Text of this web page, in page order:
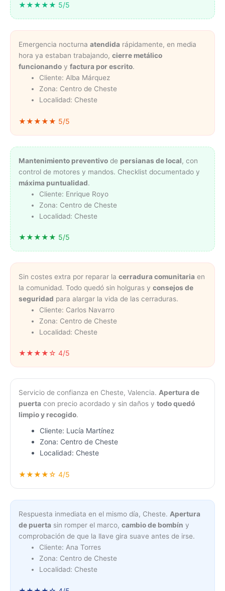
★★★★★ 5/5
Emergencia nocturna atendida rápidamente, en media
hora ya estaban trabajando, cierre metálico
funcionando y factura por escrito.
Cliente: Alba Márquez
Zona: Centro de Cheste
Localidad: Cheste
★★★★★ 5/5
Mantenimiento preventivo de persianas de local, con
control de motores y mandos. Checklist documentado y
máxima puntualidad.
Cliente: Enrique Royo
Zona: Centro de Cheste
Localidad: Cheste
★★★★★ 5/5
Sin costes extra por reparar la cerradura comunitaria en
la comunidad. Todo quedó sin holguras y consejos de
seguridad para alargar la vida de las cerraduras.
Cliente: Carlos Navarro
Zona: Centro de Cheste
Localidad: Cheste
★★★★☆ 4/5
Servicio de confianza en Cheste, Valencia. Apertura de
puerta con precio acordado y sin daños y todo quedó
limpio y recogido.
Cliente: Lucía Martínez
Zona: Centro de Cheste
Localidad: Cheste
★★★★☆ 4/5
Respuesta inmediata en el mismo día, Cheste. Apertura
de puerta sin romper el marco, cambio de bombín y
comprobación de que la llave gira suave antes de irse.
Cliente: Ana Torres
Zona: Centro de Cheste
Localidad: Cheste